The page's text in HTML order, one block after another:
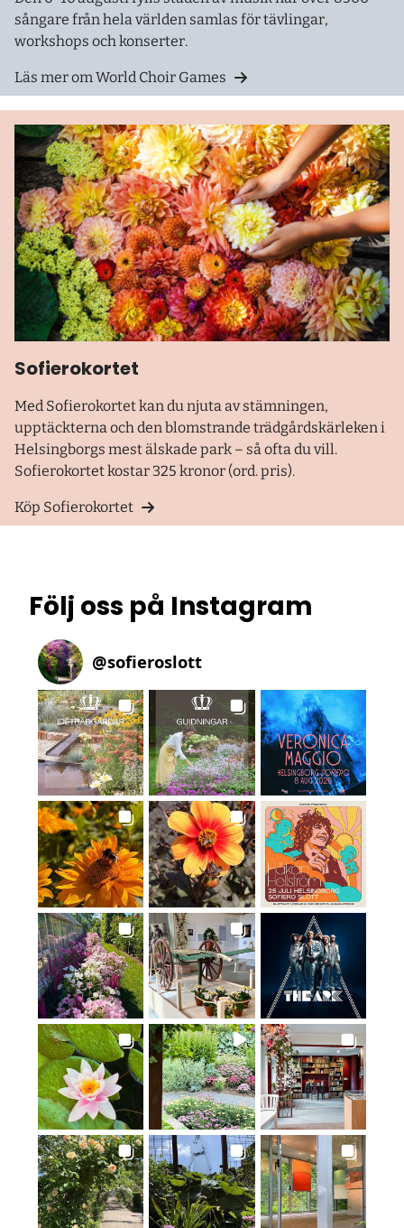
sångare från hela världen samlas för tävlingar,
workshops och konserter.
Läs mer om World Choir Games
Sofierokortet
Med Sofierokortet kan du njuta av stämningen,
upptäckterna och den blomstrande trädgårdskärleken i
Helsingborgs mest älskade park – så ofta du vill.
Sofierokortet kostar 325 kronor (ord. pris).
Köp Sofierokortet
Följ oss på Instagram
@sofieroslott